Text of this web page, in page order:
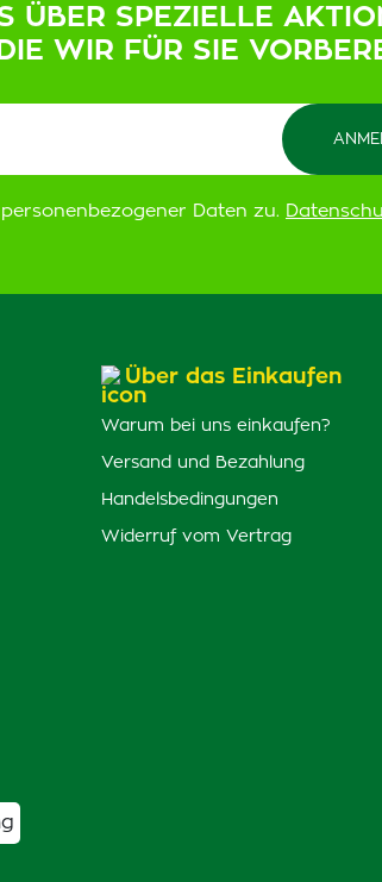
ÜBER SPEZIELLE
WIR FÜR SIE
Daten zu.
Über das Einkaufen
Warum bei uns einkaufen?
Versand und Bezahlung
Handelsbedingungen
Widerruf vom Vertrag